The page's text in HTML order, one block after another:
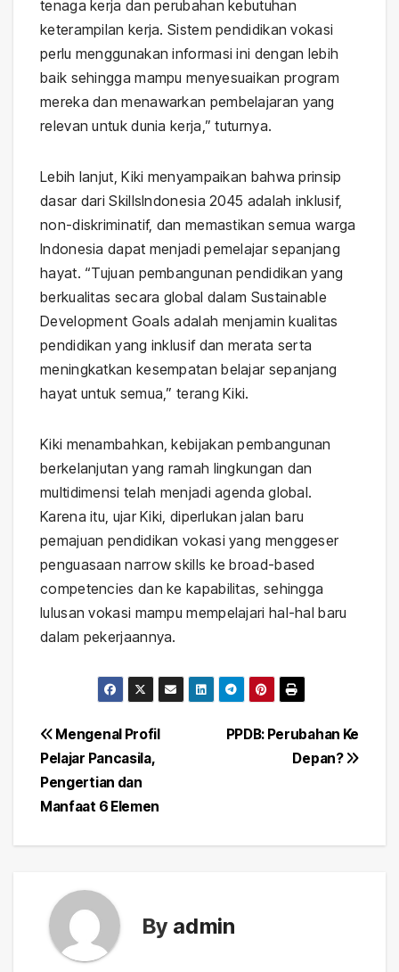
tenaga kerja dan perubahan kebutuhan
keterampilan kerja. Sistem pendidikan vokasi
perlu menggunakan informasi ini dengan lebih
baik sehingga mampu menyesuaikan program
mereka dan menawarkan pembelajaran yang
relevan untuk dunia kerja,” tuturnya.
Lebih lanjut, Kiki menyampaikan bahwa prinsip
dasar dari SkillsIndonesia 2045 adalah inklusif,
non-diskriminatif, dan memastikan semua warga
Indonesia dapat menjadi pemelajar sepanjang
hayat. “Tujuan pembangunan pendidikan yang
berkualitas secara global dalam Sustainable
Development Goals adalah menjamin kualitas
pendidikan yang inklusif dan merata serta
meningkatkan kesempatan belajar sepanjang
hayat untuk semua,” terang Kiki.
Kiki menambahkan, kebijakan pembangunan
berkelanjutan yang ramah lingkungan dan
multidimensi telah menjadi agenda global.
Karena itu, ujar Kiki, diperlukan jalan baru
pemajuan pendidikan vokasi yang menggeser
penguasaan narrow skills ke broad-based
competencies dan ke kapabilitas, sehingga
lulusan vokasi mampu mempelajari hal-hal baru
dalam pekerjaannya.
Post
navigation
PPDB: Perubahan Ke
Depan?
Mengenal Profil
Pelajar Pancasila,
Pengertian dan
Manfaat 6 Elemen
By admin